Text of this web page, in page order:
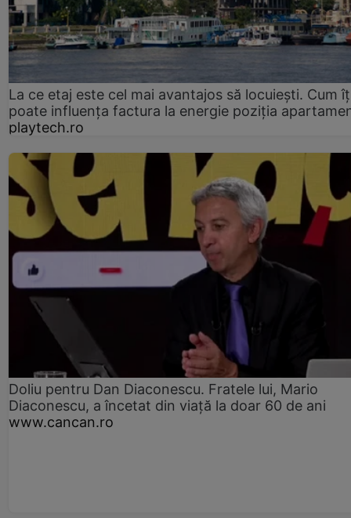
La ce etaj este cel mai avantajos să locuiești. Cum
poate influența factura la energie poziția
playtech.ro
Doliu pentru Dan Diaconescu. Fratele lui, Mario
Diaconescu, a încetat din viață la doar 60 de ani
www.cancan.ro